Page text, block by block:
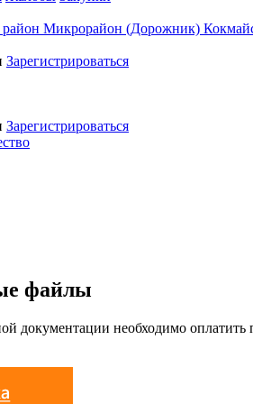
Микрорайон (Дорожник)
Зарегистрироваться
Зарегистрироваться
файлы
документации необходимо оплатить